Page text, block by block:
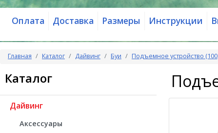
Оплата Доставка Размеры Инструкции
Главная Каталог Дайвинг Буи Подъемное устройство (100,
Каталог
Дайвинг
Аксессуары